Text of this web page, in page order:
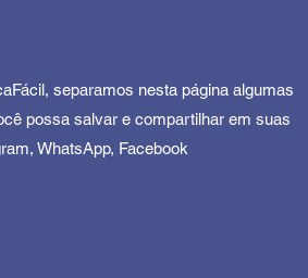
separamos nesta página algumas
possa salvar e compartilhar em suas
WhatsApp, Facebook